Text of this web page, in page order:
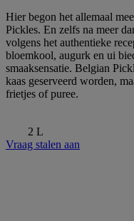
Hier begon het allemaal
Pickles. En zelfs na meer
volgens het authentieke
bloemkool, augurk en ui
smaaksensatie. Belgian
kaas geserveerd worden,
frietjes of puree.
2 L
Vraag stalen aan